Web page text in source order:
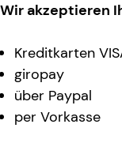
Wir akzeptieren
Kreditkarten
giropay
über Paypal
per Vorkasse